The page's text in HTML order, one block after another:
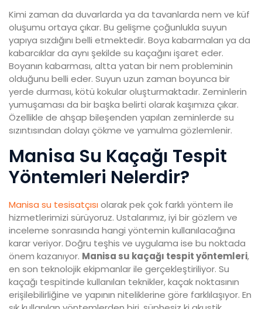
Kimi zaman da duvarlarda ya da tavanlarda nem ve küf
oluşumu ortaya çıkar. Bu gelişme çoğunlukla suyun
yapıya sızdığını belli etmektedir. Boya kabarmaları ya da
kabarcıklar da aynı şekilde su kaçağını işaret eder.
Boyanın kabarması, altta yatan bir nem probleminin
olduğunu belli eder. Suyun uzun zaman boyunca bir
yerde durması, kötü kokular oluşturmaktadır. Zeminlerin
yumuşaması da bir başka belirti olarak kaşımıza çıkar.
Özellikle de ahşap bileşenden yapılan zeminlerde su
sızıntısından dolayı çökme ve yamulma gözlemlenir.
Manisa Su Kaçağı Tespit
Yöntemleri Nelerdir?
Manisa su tesisatçısıolarak pek çok farklı yöntem ile
hizmetlerimizi sürüyoruz. Ustalarımız, iyi bir gözlem ve
inceleme sonrasında hangi yöntemin kullanılacağına
karar veriyor. Doğru teşhis ve uygulama ise bu noktada
önem kazanıyor. Manisa su kaçağı tespit yöntemleri,
en son teknolojik ekipmanlar ile gerçekleştiriliyor. Su
kaçağı tespitinde kullanılan teknikler, kaçak noktasının
erişilebilirliğine ve yapının niteliklerine göre farklılaşıyor. En